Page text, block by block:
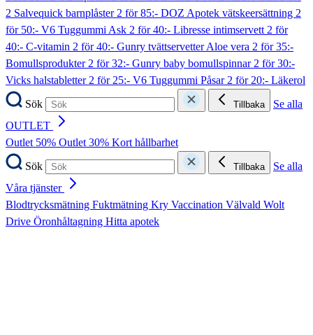
2 Salvequick barnplåster2 för 85:- DOZ Apotek vätskeersättning 2
för 50:- V6 Tuggummi Ask 2 för 40:- Libresse intimservett2 för
40:- C-vitamin 2 för 40:- Gunry tvättservetter Aloe vera 2 för 35:-
Bomullsprodukter2 för 32:- Gunry baby bomullspinnar2 för 30:-
Vicks halstabletter2 för 25:- V6 Tuggummi Påsar2 för 20:- Läkerol
Sök
Tillbaka
Se alla
OUTLET
Outlet 50% Outlet 30% Kort hållbarhet
Sök
Tillbaka
Se alla
Våra tjänster
Blodtrycksmätning Fuktmätning Kry Vaccination Välvald Wolt
Drive Öronhåltagning Hitta apotek